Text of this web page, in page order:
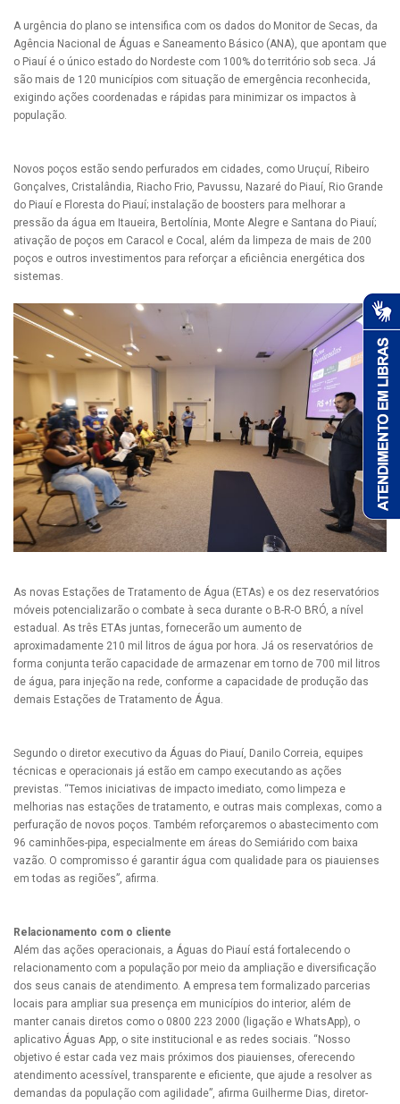
A urgência do plano se intensifica com os dados do Monitor de Secas, da
Agência Nacional de Águas e Saneamento Básico (ANA), que apontam que
o Piauí é o único estado do Nordeste com 100% do território sob seca. Já
são mais de 120 municípios com situação de emergência reconhecida,
exigindo ações coordenadas e rápidas para minimizar os impactos à
população.
Novos poços estão sendo perfurados em cidades, como Uruçuí, Ribeiro
Gonçalves, Cristalândia, Riacho Frio, Pavussu, Nazaré do Piauí, Rio Grande
do Piauí e Floresta do Piauí; instalação de boosters para melhorar a
pressão da água em Itaueira, Bertolínia, Monte Alegre e Santana do Piauí;
ativação de poços em Caracol e Cocal, além da limpeza de mais de 200
poços e outros investimentos para reforçar a eficiência energética dos
sistemas.
As novas Estações de Tratamento de Água (ETAs) e os dez reservatórios
móveis potencializarão o combate à seca durante o B-R-O BRÓ, a nível
estadual. As três ETAs juntas, fornecerão um aumento de
aproximadamente 210 mil litros de água por hora. Já os reservatórios de
forma conjunta terão capacidade de armazenar em torno de 700 mil litros
de água, para injeção na rede, conforme a capacidade de produção das
demais Estações de Tratamento de Água.
Segundo o diretor executivo da Águas do Piauí, Danilo Correia, equipes
técnicas e operacionais já estão em campo executando as ações
previstas. “Temos iniciativas de impacto imediato, como limpeza e
melhorias nas estações de tratamento, e outras mais complexas, como a
perfuração de novos poços. Também reforçaremos o abastecimento com
96 caminhões-pipa, especialmente em áreas do Semiárido com baixa
vazão. O compromisso é garantir água com qualidade para os piauienses
em todas as regiões”, afirma.
Relacionamento com o cliente
Além das ações operacionais, a Águas do Piauí está fortalecendo o
relacionamento com a população por meio da ampliação e diversificação
dos seus canais de atendimento. A empresa tem formalizado parcerias
locais para ampliar sua presença em municípios do interior, além de
manter canais diretos como o 0800 223 2000 (ligação e WhatsApp), o
aplicativo Águas App, o site institucional e as redes sociais. “Nosso
objetivo é estar cada vez mais próximos dos piauienses, oferecendo
atendimento acessível, transparente e eficiente, que ajude a resolver as
demandas da população com agilidade”, afirma Guilherme Dias, diretor-